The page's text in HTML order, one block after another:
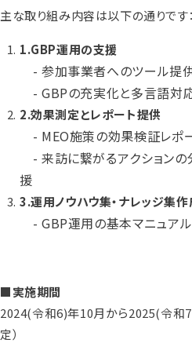
主な取り組み内容は以下の通りです：
1.GBP運用の支援
- 参加事業者へのツール提
- GBPの充実化と多言語対
2.効果測定とレポート提供
- MEO施策の効果検証レポ
- 来訪に繋がるアクション
援
3.運用ノウハウ集・ナレッジ集作
- GBP運用の基本マニュア
■実施期間
2024(令和6)年10月から2025(令和
定）